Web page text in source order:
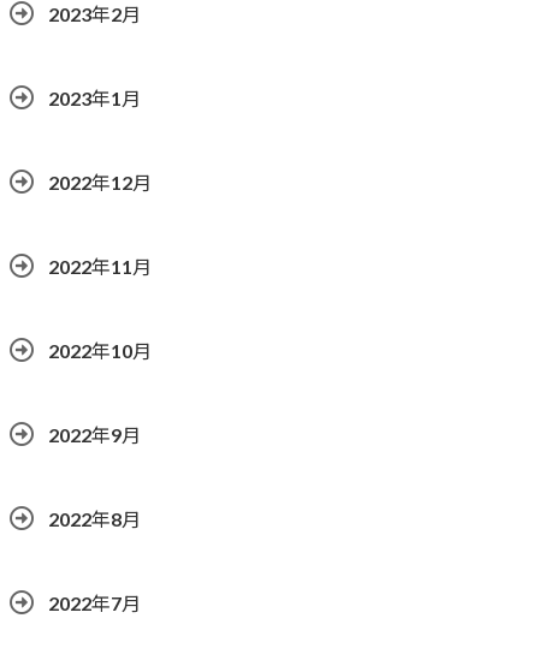
2023年2月
2023年1月
2022年12月
2022年11月
2022年10月
2022年9月
2022年8月
2022年7月